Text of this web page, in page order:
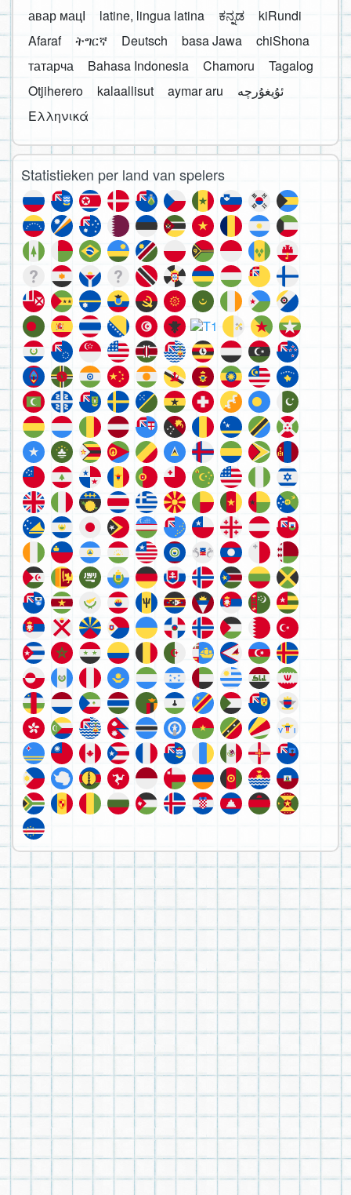
авар мацӀ
latine, lingua latina ಕನ್ನಡ
kiRundi
Afaraf
ትግርኛ Deutsch basa Jawa
chiShona
татарча
Bahasa Indonesia Chamoru
Tagalog
Otjiherero
kalaallisut aymar aru
Ελληνικά
Statistieken per land van spelers